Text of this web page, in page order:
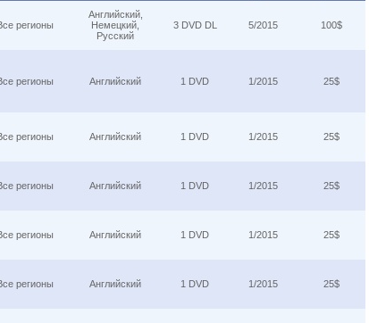
регионы
Английский,
Немецкий,
Русский
3 DVD DL 5/2015 100$
регионы Английский 1 DVD 1/2015 25$
регионы Английский 1 DVD 1/2015 25$
регионы Английский 1 DVD 1/2015 25$
регионы Английский 1 DVD 1/2015 25$
регионы Английский 1 DVD 1/2015 25$